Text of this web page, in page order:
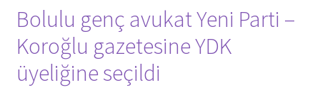
Bolulu genç avukat Yeni Parti –
Koroğlu gazetesine YDK
üyeliğine seçildi